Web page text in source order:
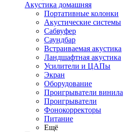
Акустика домашняя
Портативные колонки
Акустические системы
Сабвуфер
Саундбар
Встраиваемая акустика
Ландшафтная акустика
Усилители и ЦАПы
Экран
Оборудование
Проигрыватели винила
Проигрыватели
Фонокорректоры
Питание
Ещё